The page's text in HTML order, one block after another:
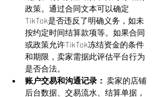
政策。通过合同文本可以确定
TikTok是否违反了明确义务，如未
按约定时间结算款项等。如果合同
或政策允许TikTok冻结资金的条件
和期限，卖家需据此评估平台行为
是否合法。
账户交易和沟通记录： 卖家的店铺
后台数据、交易流水、结算单据，